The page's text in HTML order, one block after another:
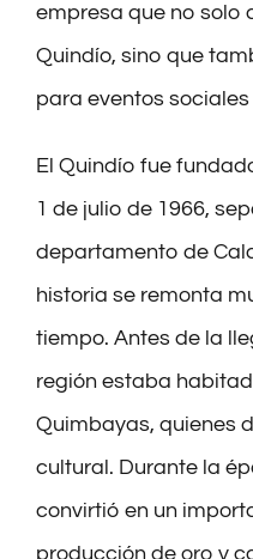
empresa que no solo
Quindío, sino que
para eventos
El Quindío fue
1 de julio de 1966,
departamento de
historia se remonta
tiempo. Antes de la
región estaba
Quimbayas, quienes
cultural. Durante la
convirtió en un
producción de oro y